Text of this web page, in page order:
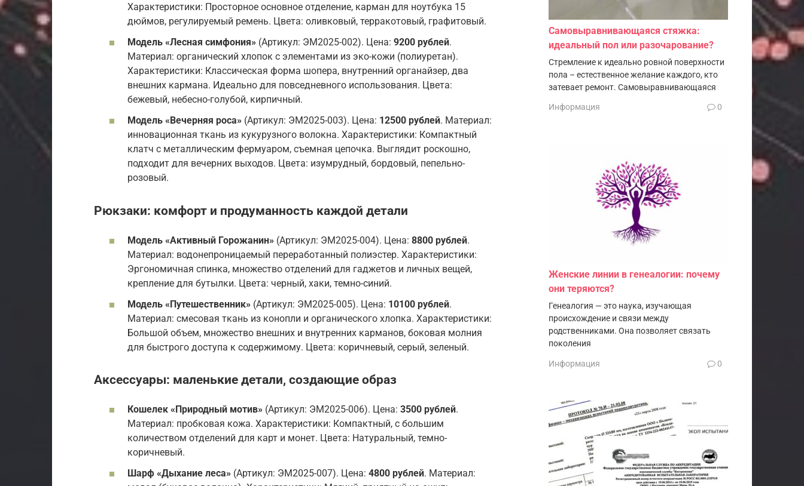
Характеристики: Просторное основное отделение, карман для ноутбука 15
дюймов, регулируемый ремень. Цвета: оливковый, терракотовый, графитовый.
Модель «Лесная симфония» (Артикул: ЭМ2025-002). Цена: 9200 рублей.
Материал: органический хлопок с элементами из эко-кожи (полиуретан).
Характеристики: Классическая форма шопера, внутренний органайзер, два
внешних кармана. Идеально для повседневного использования. Цвета:
бежевый, небесно-голубой, кирпичный.
Модель «Вечерняя роса» (Артикул: ЭМ2025-003). Цена: 12500 рублей. Материал:
инновационная ткань из кукурузного волокна. Характеристики: Компактный
клатч с металлическим фермуаром, съемная цепочка. Выглядит роскошно,
подходит для вечерних выходов. Цвета: изумрудный, бордовый, пепельно-
розовый.
Рюкзаки: комфорт и продуманность каждой детали
Модель «Активный Горожанин» (Артикул: ЭМ2025-004). Цена: 8800 рублей.
Материал: водонепроницаемый переработанный полиэстер. Характеристики:
Эргономичная спинка, множество отделений для гаджетов и личных вещей,
крепление для бутылки. Цвета: черный, хаки, темно-синий.
Модель «Путешественник» (Артикул: ЭМ2025-005). Цена: 10100 рублей.
Материал: смесовая ткань из конопли и органического хлопка. Характеристики:
Большой объем, множество внешних и внутренних карманов, боковая молния
для быстрого доступа к содержимому. Цвета: коричневый, серый, зеленый.
Аксессуары: маленькие детали, создающие образ
Кошелек «Природный мотив» (Артикул: ЭМ2025-006). Цена: 3500 рублей.
Материал: пробковая кожа. Характеристики: Компактный, с большим
количеством отделений для карт и монет. Цвета: Натуральный, темно-
коричневый.
Шарф «Дыхание леса» (Артикул: ЭМ2025-007). Цена: 4800 рублей. Материал:
Самовыравнивающаяся стяжка:
идеальный пол или разочарование?
Стремление к идеально ровной поверхности
пола – естественное желание каждого, кто
затевает ремонт. Самовыравнивающаяся
Информация 0
Женские линии в генеалогии: почему
они теряются?
Генеалогия — это наука, изучающая
происхождение и связи между
родственниками. Она позволяет связать
поколения
Информация 0